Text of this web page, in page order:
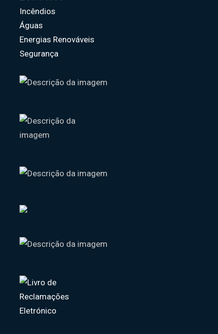
Incêndios
Águas
Energias Renováveis
Segurança